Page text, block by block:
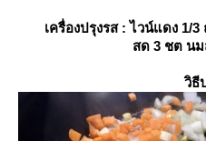
เครื่องปรุงรส : ไวน์แดง 1/
สด 3 ชต น
วิธี